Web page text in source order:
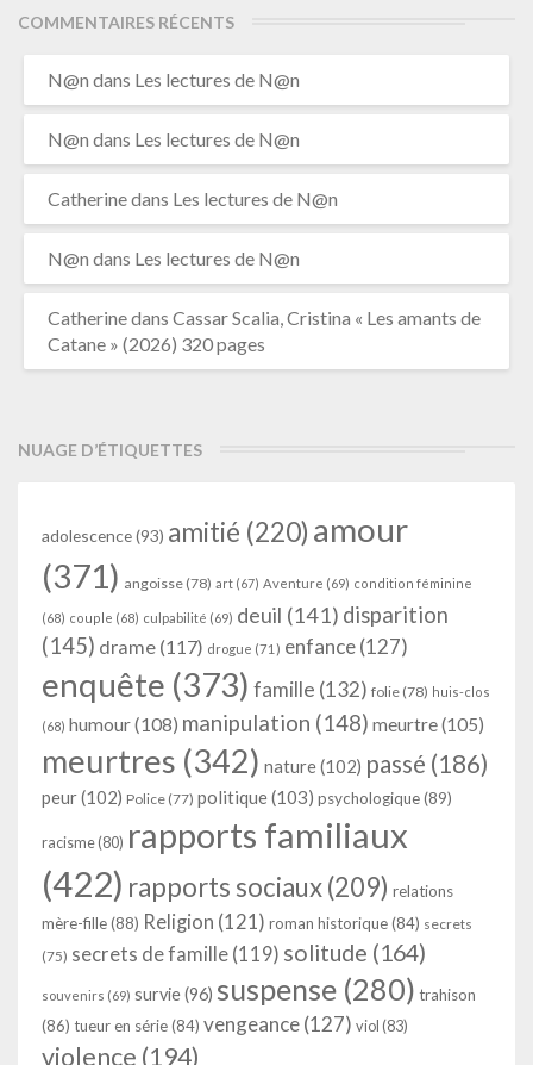
COMMENTAIRES RÉCENTS
N@n dans Les lectures de N@n
N@n dans Les lectures de N@n
Catherinedans Les lectures de N@n
N@n dans Les lectures de N@n
Catherinedans Cassar Scalia, Cristina « Les amants de
Catane » (2026) 320 pages
NUAGE D’ÉTIQUETTES
adolescence(93) amitié (220) amour
(371) angoisse (78) art (67) Aventure (69) condition féminine
(68) couple (68) culpabilité (69) deuil (141) disparition
(145) drame (117) drogue (71) enfance(127)
enquête (373) famille (132) folie (78) huis-clos
(68) humour(108) manipulation (148) meurtre(105)
meurtres (342) nature(102) passé (186)
peur(102) Police (77) politique(103) psychologique(89)
racisme (80) rapports familiaux
(422) rapports sociaux(209) relations
mère-fille(88) Religion (121) roman historique(84) secrets
(75) secrets de famille (119) solitude (164)
souvenirs (69) survie(96) suspense (280) trahison
(86) tueur en série(84) vengeance(127) viol (83)
violence (194)